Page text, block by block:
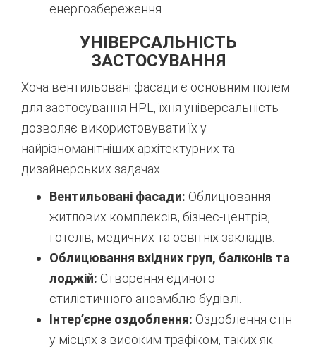
енергозбереження.
УНІВЕРСАЛЬНІСТЬ
ЗАСТОСУВАННЯ
Хоча вентильовані фасади є основним полем
для застосування HPL, їхня універсальність
дозволяє використовувати їх у
найрізноманітніших архітектурних та
дизайнерських задачах.
Вентильовані фасади: Облицювання
житлових комплексів, бізнес-центрів,
готелів, медичних та освітніх закладів.
Облицювання вхідних груп, балконів та
лоджій: Створення єдиного
стилістичного ансамблю будівлі.
Інтер’єрне оздоблення: Оздоблення стін
у місцях з високим трафіком, таких як